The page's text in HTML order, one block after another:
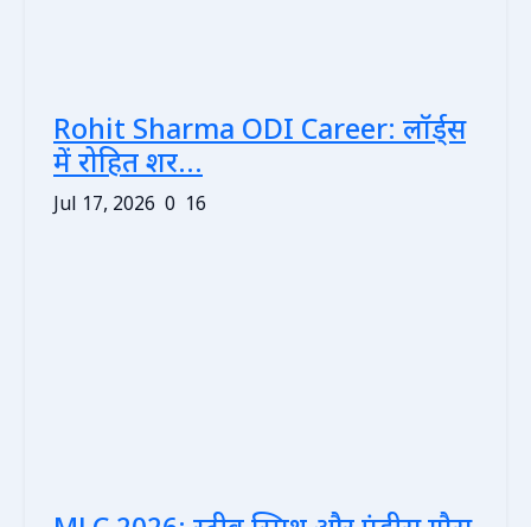
Rohit Sharma ODI Career: लॉर्ड्स
में रोहित शर...
Jul 17, 2026 0 16